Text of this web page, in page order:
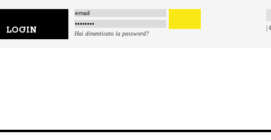
LOGIN Hai dimenticato la password?
|